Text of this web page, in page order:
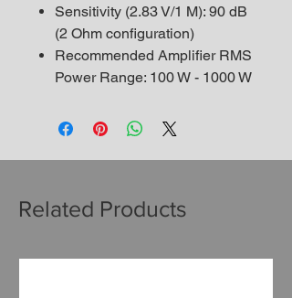
Sensitivity (2.83 V/1 M): 90 dB
(2 Ohm configuration)
Recommended Amplifier RMS
Power Range: 100 W - 1000 W
Related Products